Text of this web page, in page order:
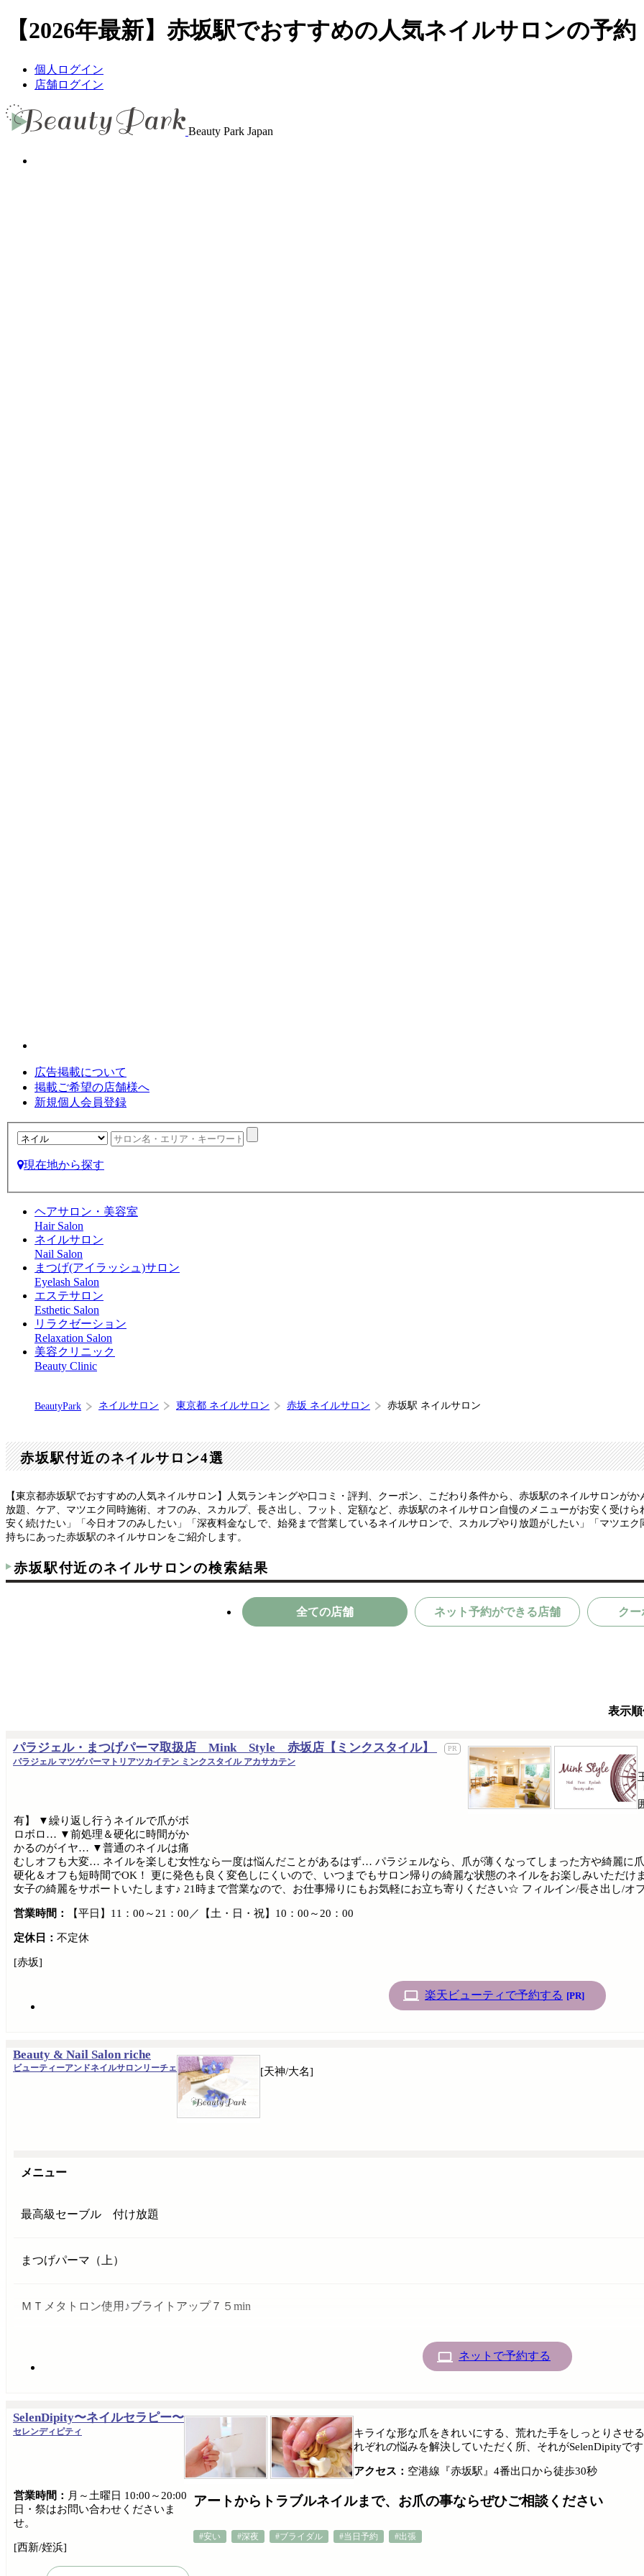
【2026年最新】赤坂駅でおすすめの人気ネイルサロンの予
個人ログイン
店舗ログイン
Beauty Park Japan
広告掲載について
掲載ご希望の店舗様へ
新規個人会員登録
現在地から探す
ヘアサロン・美容室
Hair Salon
ネイルサロン
Nail Salon
まつげ(アイラッシュ)サロン
Eyelash Salon
エステサロン
Esthetic Salon
リラクゼーション
Relaxation Salon
美容クリニック
Beauty Clinic
BeautyPark ネイルサロン 東京都 ネイルサロン 赤坂 ネイルサロン 赤坂駅 ネイルサロン
赤坂駅付近のネイルサロン4選
【東京都赤坂駅でおすすめの人気ネイルサロン】人気ランキングや口コミ・評判、クーポン、こだわり条件から、赤坂駅のネイルサロンが
放題、ケア、マツエク同時施術、オフのみ、スカルプ、長さ出し、フット、定額など、赤坂駅のネイルサロン自慢のメニューがお安く受け
安く続けたい」「今日オフのみしたい」「深夜料金なしで、始発まで営業しているネイルサロンで、スカルプやり放題がしたい」「マツエ
持ちにあった赤坂駅のネイルサロンをご紹介します。
赤坂駅付近のネイルサロンの検索結果
全ての店舗 ネット予約ができる店舗 クー
表示
パラジェル・まつげパーマ取扱店 Mink Style 赤坂店【ミンクスタイル】
パラジェル マツゲパーマトリアツカイテン ミンクスタイル アカサカテン
有】 ▼繰り返し行うネイルで爪がボ
ロボロ… ▼前処理＆硬化に時間がか
かるのがイヤ… ▼普通のネイルは痛
むしオフも大変… ネイルを楽しむ女性なら一度は悩んだことがあるはず… パラジェルなら、爪が薄くなってしまった方や綺麗に
硬化＆オフも短時間でOK！ 更に発色も良く変色しにくいので、いつまでもサロン帰りの綺麗な状態のネイルをお楽しみいただ
女子の綺麗をサポートいたします♪ 21時まで営業なので、お仕事帰りにもお気軽にお立ち寄りください☆ フィルイン/長さ出し/オ
営業時間： 【平日】11：00～21：00／【土・日・祝】10：00～20：00
定休日： 不定休
[赤坂]
楽天ビューティで予約する [PR]
Beauty & Nail Salon riche
ビューティーアンドネイルサロンリーチェ [天神/大名]
メニュー
最高級セーブル 付け放題
まつげパーマ（上）
ＭＴメタトロン使用♪ブライトアップ７５min
ネットで予約する
SelenDipity〜ネイルセラピー〜
セレンディピティ
アートからトラブルネイルまで、お爪の事ならぜひご相談ください
#安い #深夜 #ブライダル #当日予約 #出張
キライな形な爪をきれいにする、荒れた手をしっとりさせ
れぞれの悩みを解決していただく所、それがSelenDipityで
アクセス： 空港線『赤坂駅』4番出口から徒歩30秒
営業時間： 月～土曜日 10:00～20:00
日・祭はお問い合わせくださいま
せ。
[西新/姪浜]